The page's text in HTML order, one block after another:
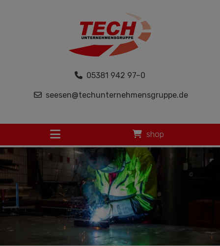
05381 942 97–0
seesen@techunternehmensgruppe.de
shop